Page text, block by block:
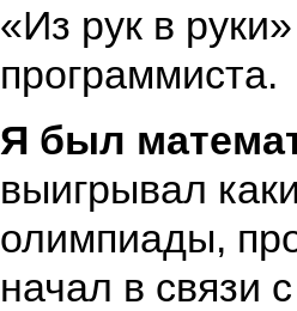
«Из рук в
программиста.
Я был
выигрывал
олимпиады,
начал в связи